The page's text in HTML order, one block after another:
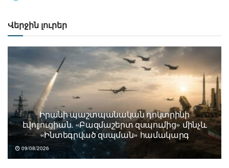
Վերջին լուրեր
Իրանի պաշտպանական դոկտրինի
էվոլյուցիան. «Բազմաշերտ զսպումից» մինչև
«Ինտեգրված զսպման» համակարգ
09/08/2026